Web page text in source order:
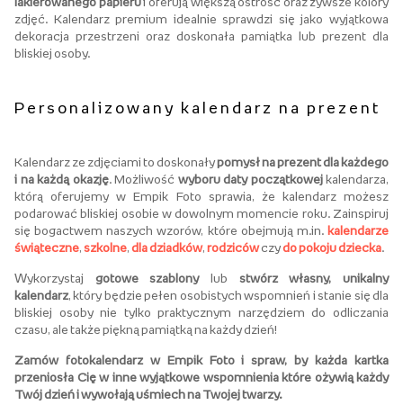
zdjęć. Kalendarz premium idealnie sprawdzi się jako wyjątkowa
dekoracja przestrzeni oraz doskonała pamiątka lub prezent dla
bliskiej osoby.
Personalizowany kalendarz na prezent
Kalendarz ze zdjęciami to doskonałypomysł na prezent dla każdego
i na każdą okazję. Możliwość wyboru daty początkowejkalendarza,
którą oferujemy w Empik Foto sprawia, że kalendarz możesz
podarować bliskiej osobie w dowolnym momencie roku. Zainspiruj
się bogactwem naszych wzorów, które obejmują m.in. kalendarze
świąteczne, szkolne, dla dziadków, rodzicówczydo pokoju dziecka.
Wykorzystaj gotowe szablonylub stwórz własny, unikalny
kalendarz, który będzie pełen osobistych wspomnień i stanie się dla
bliskiej osoby nie tylko praktycznym narzędziem do odliczania
czasu, ale także piękną pamiątką na każdy dzień!
Zamów fotokalendarz w Empik Foto i spraw, by każda kartka
przeniosła Cię w inne wyjątkowe wspomnienia które ożywią każdy
Twój dzień i wywołają uśmiech na Twojej twarzy.